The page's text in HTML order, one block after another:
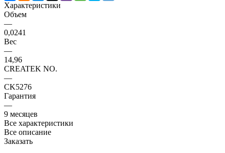
Характеристики
Объем
—
0,0241
Вес
—
14,96
CREATEK NO.
—
CK5276
Гарантия
—
9 месяцев
Все характеристики
Все описание
Заказать